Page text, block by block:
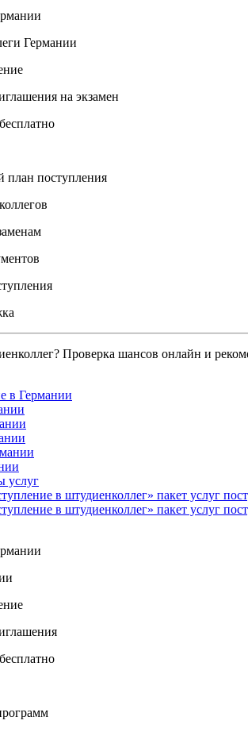
Германии
на экзамен
поступления
Проверка шансов онлайн и
в Германии
услуг